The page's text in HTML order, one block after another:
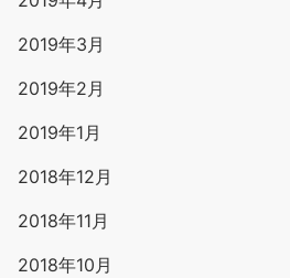
2019年3月
2019年2月
2019年1月
2018年12月
2018年11月
2018年10月